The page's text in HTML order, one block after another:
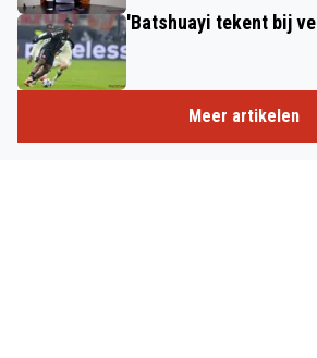
'Batshuayi tekent bij
Meer artikelen